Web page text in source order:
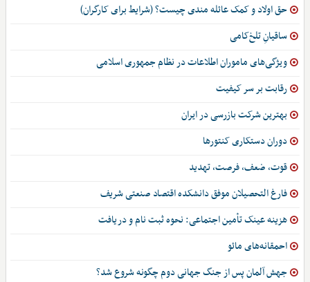
حق اولاد و کمک عائله مندی چیست؟ (شرایط برای کارگران)
ساقیانِ تلخ‌کامی
ویژگی‌های ماموران اطلاعات در نظام جمهوری اسلامی
رقابت بر سر کیفیت
بهترین شرکت بازرسی در ایران
دوران دستکاری کنتورها
قوت، ضعف، فرصت، تهدید
فارغ التحصیلان موفق دانشکده اقتصاد صنعتی شریف
هزینه عینک تأمین اجتماعی: نحوه ثبت نام و دریافت
احمقانه‌های مائو
جهش آلمان پس از جنگ جهانی دوم چگونه شروع شد؟